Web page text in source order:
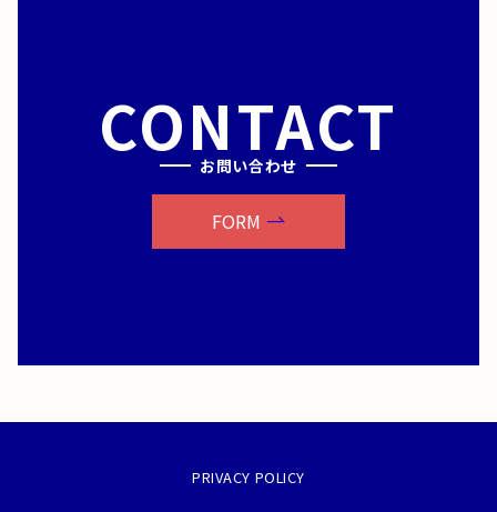
CONTACT
お問い合わせ
FORM
PRIVACY POLICY